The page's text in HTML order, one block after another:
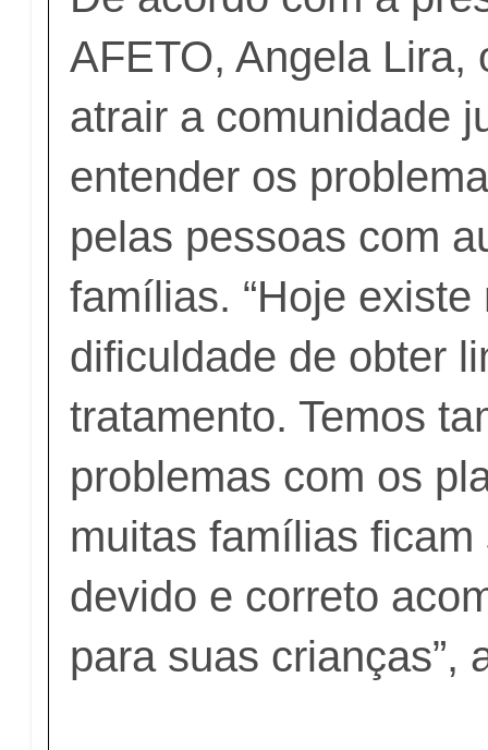
AFETO, Angela Lira,
atrair a comunidade
entender os
pelas pessoas com
famílias. “Hoje existe
dificuldade de obter
tratamento. Temos
problemas com os
muitas famílias ficam
devido e correto
para suas crianças”,